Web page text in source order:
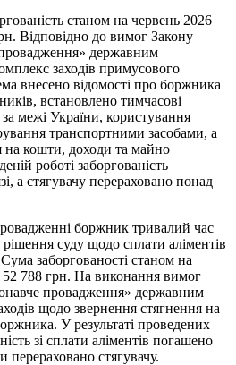
станом на червень 2026
Відповідно до вимог Закону
державним
заходів примусового
внесено відомості про боржника
встановлено тимчасові
межі України, користування
транспортними засобами, а
на кошти, доходи та майно
роботі заборгованість
а стягувачу перераховано понад
боржник тривалий час
суду щодо сплати аліментів
заборгованості станом на
52 788 грн. На виконання вимог
провадження» державним
щодо звернення стягнення на
У результаті проведених
зі сплати аліментів погашено
стягувачу.